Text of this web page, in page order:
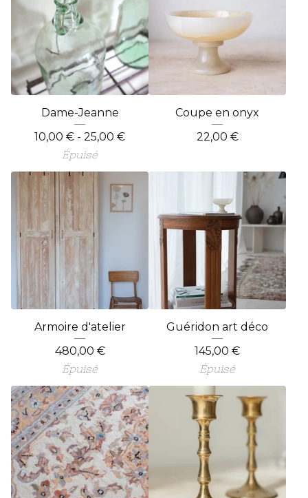
Dame-Jeanne
10,00 € - 25,00 €
Épuisé
Coupe en onyx
22,00 €
Armoire d'atelier
480,00 €
Épuisé
Guéridon art déco
145,00 €
Épuisé